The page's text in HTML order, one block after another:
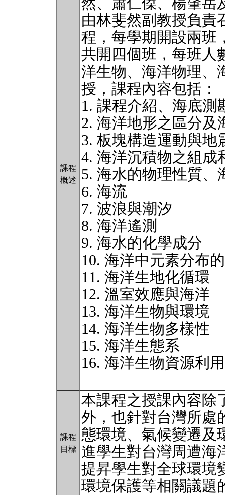
課程
概述
由林斐然副教授負責
程，每學期開設兩班
共開四個班，每班人
洋生物、海洋物理、
授，課程內容包括：
1. 課程介紹、海底測
2. 海洋地形之區分及
3. 板塊構造運動與地
4. 海洋沉積物之組成
5. 海水的物理性質、
6. 海流
7. 波浪與潮汐
8. 海洋遙測
9. 海水的化學成分
10. 海洋中元素分布
11. 海洋生地化循環
12. 溫室效應與海洋
13. 海洋生物與環境
14. 海洋生物多樣性
15. 海洋生態系
16. 海洋生物資源利
課程
目標
本課程之授課內容除
外，也針對台灣所處
態環境、氣候變遷及
進學生對台灣周遭海
提昇學生對全球環境
環境保護等相關議